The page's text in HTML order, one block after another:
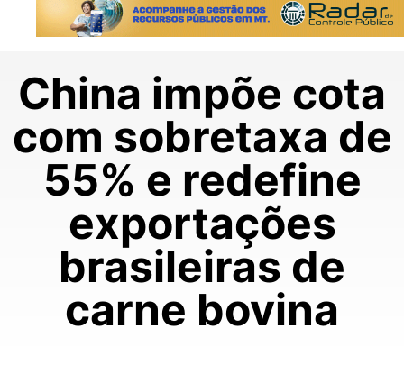
China impõe cota
com sobretaxa de
55% e redefine
exportações
brasileiras de
carne bovina